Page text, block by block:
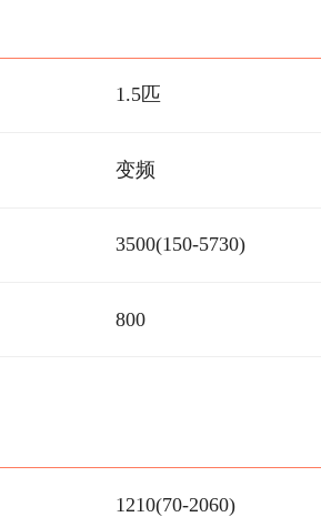
1.5匹
变频
3500(150-5730)
800
1210(70-2060)